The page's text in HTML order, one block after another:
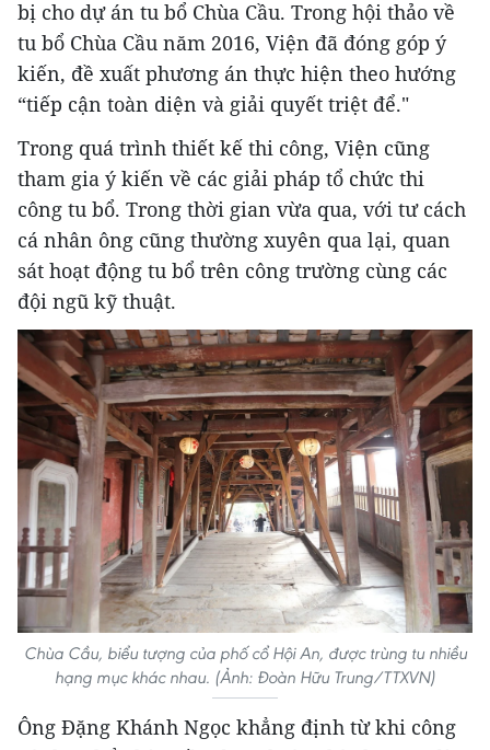
bị cho dự án tu bổ Chùa Cầu. Trong hội thảo về
tu bổ Chùa Cầu năm 2016, Viện đã đóng góp ý
kiến, đề xuất phương án thực hiện theo hướng
“tiếp cận toàn diện và giải quyết triệt để."
Trong quá trình thiết kế thi công, Viện cũng
tham gia ý kiến về các giải pháp tổ chức thi
công tu bổ. Trong thời gian vừa qua, với tư cách
cá nhân ông cũng thường xuyên qua lại, quan
sát hoạt động tu bổ trên công trường cùng các
đội ngũ kỹ thuật.
Chùa Cầu, biểu tượng của phố cổ Hội An, được trùng tu nhiều
hạng mục khác nhau. (Ảnh: Đoàn Hữu Trung/TTXVN)
Ông Đặng Khánh Ngọc khẳng định từ khi công